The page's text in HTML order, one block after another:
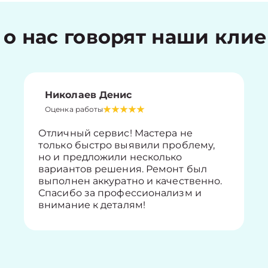
нас говорят наши
Николаев Денис
Оценка работы
Отличный сервис! Мастера не
только быстро выявили проблему,
но и предложили несколько
вариантов решения. Ремонт был
выполнен аккуратно и качественно.
Спасибо за профессионализм и
внимание к деталям!